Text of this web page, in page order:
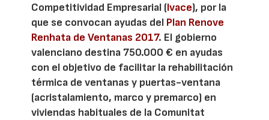
Competitividad Empresarial (Ivace), por la
que se convocan ayudas del Plan Renove
Renhata de Ventanas 2017. El gobierno
valenciano destina 750.000 € en ayudas
con el objetivo de facilitar la rehabilitación
térmica de ventanas y puertas-ventana
(acristalamiento, marco y premarco) en
viviendas habituales de la Comunitat